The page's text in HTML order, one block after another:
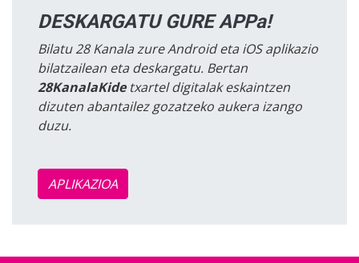
DESKARGATU GURE APPa!
Bilatu 28 Kanala zure Android eta iOS aplikazio
bilatzailean eta deskargatu. Bertan
28KanalaKidetxartel digitalak eskaintzen
dizuten abantailez gozatzeko aukera izango
duzu.
APLIKAZIOA